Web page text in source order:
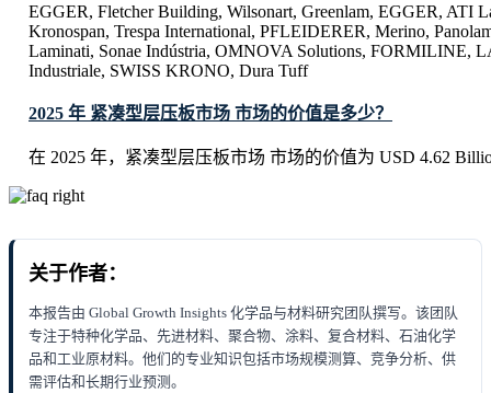
EGGER, Fletcher Building, Wilsonart, Greenlam, EGGER, ATI
Kronospan, Trespa International, PFLEIDERER, Merino,
Laminati, Sonae Indústria, OMNOVA Solutions, FORMILINE,
Industriale, SWISS KRONO, Dura Tuff
2025 年 紧凑型层压板市场 市场的价值是多少？
在 2025 年，紧凑型层压板市场 市场的价值为 USD 4.62
关于作者：
本报告由 Global Growth Insights 化学品与材料研究团队撰写。该团队
专注于特种化学品、先进材料、聚合物、涂料、复合材料、石油化学
品和工业原材料。他们的专业知识包括市场规模测算、竞争分析、供
需评估和长期行业预测。